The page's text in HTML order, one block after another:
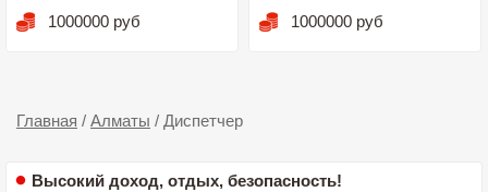
1000000 руб
1000000 руб
Главная / Алматы / Диспетчер
Высокий доход, отдых, безопасность!